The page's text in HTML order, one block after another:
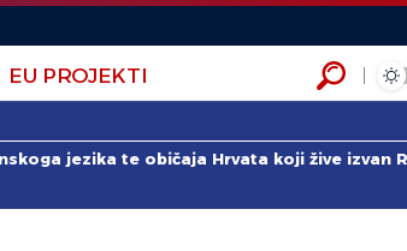
EU PROJEKTI
jezika te običaja Hrvata koji žive izvan